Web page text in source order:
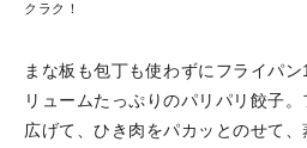
クラク！
まな板も包丁も使わずにフライパ
リュームたっぷりのパリパリ餃子
広げて、ひき肉をパカッとのせて